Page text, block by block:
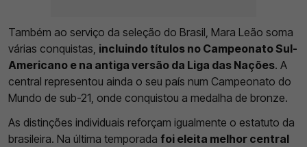
Também ao serviço da seleção do Brasil, Mara Leão soma
várias conquistas, incluindo títulos no Campeonato Sul-
Americano e na antiga versão da Liga das Nações. A
central representou ainda o seu país num Campeonato do
Mundo de sub-21, onde conquistou a medalha de bronze.
As distinções individuais reforçam igualmente o estatuto da
brasileira. Na última temporada foi eleita melhor central